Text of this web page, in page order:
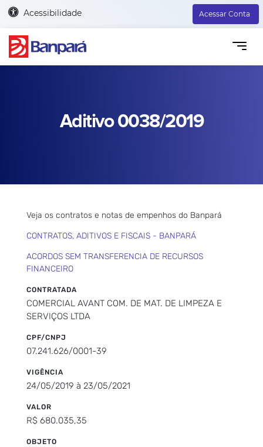
Acessibilidade Acessar Conta
Aditivo 0038/2019
Veja os contratos e notas de empenhos do Banpará
CONTRATOS, ADITIVOS E FISCAIS - BANPARÁ
ACORDOS SEM TRANSFERENCIA DE RECURSOS
FINANCEIRO
CONTRATADA
COMERCIAL AVANT COM. DE MAT. DE LIMPEZA E
SERVIÇOS LTDA
CPF/CNPJ
07.241.626/0001-39
VIGÊNCIA
24/05/2019 à 23/05/2021
VALOR
R$ 680.035,35
OBJETO